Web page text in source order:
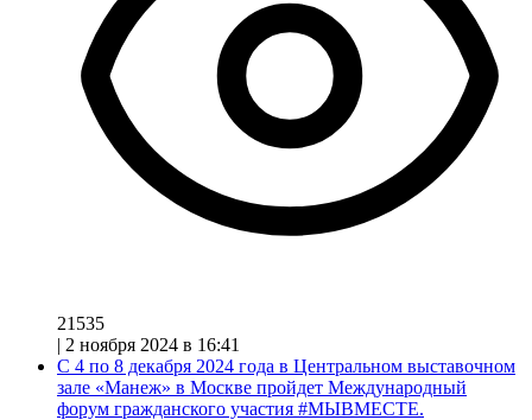
21535
| 2 ноября 2024 в 16:41
С 4 по 8 декабря 2024 года в Центральном выставочном
зале «Манеж» в Москве пройдет Международный
форум гражданского участия #МЫВМЕСТЕ.